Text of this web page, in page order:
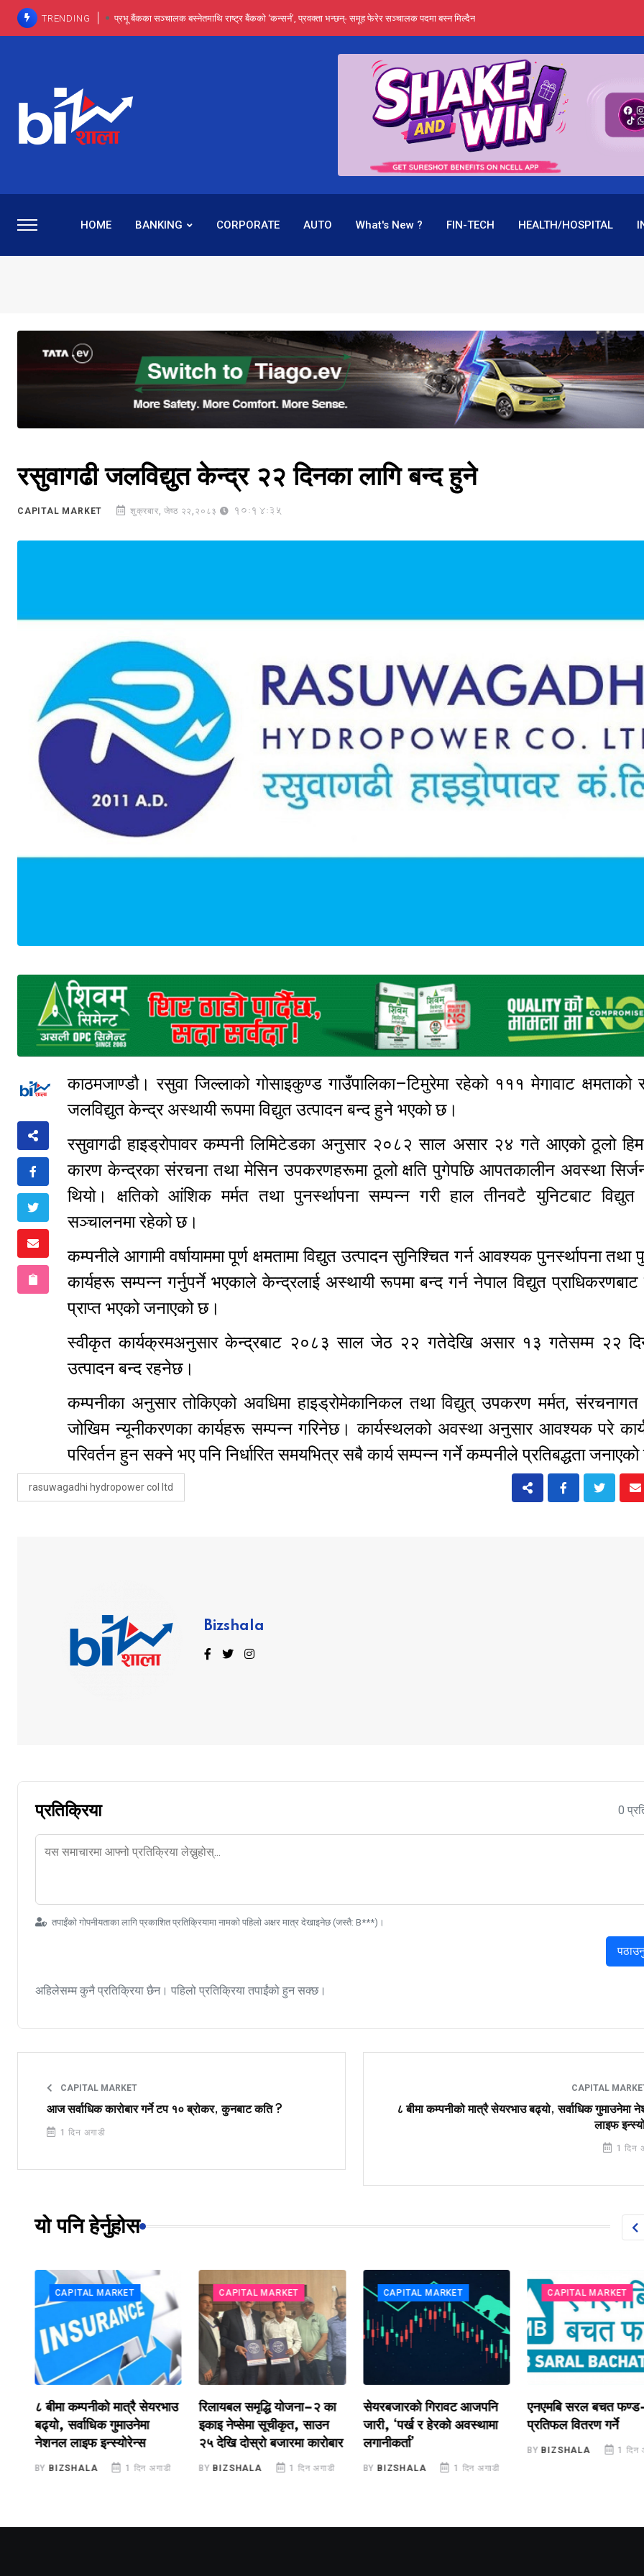
TRENDING प्रभू बैंकका सञ्चालक बस्नेतमाथि राष्ट्र बैंकको ‘कन्सर्न’, प्रवक्ता भन्छन्- समूह फेरेर सञ्चालक पदमा बस्न मिल्दैन
प्रभू बैंकमा सेञ्चुरीबाट आएका कर्मचारीमाथि हदैसम्मको विभेदः एउटै पदमा दुई थरि तलब, वर्षमै ९२ हजार घाटा !
कमाइमा गरिमाको दमदार छलाङ, सेयरधनीलाई २० प्रतिशत लाभांश दिने क्षमता
प्रभु बैंकमा रमिता : सर्वसाधारणबाट छिरेका बस्नेत संस्थापक बनेर निरन्तर, राष्ट्र बैंक किन मौन ?
HOME BANKING CORPORATE AUTO What's New ? FIN-TECH HEALTH/HOSPITAL
रसुवागढी जलविद्युत केन्द्र २२ दिनका लागि बन्द हुने
CAPITAL MARKET शुक्रबार, जेष्ठ २२,२०८३ 10:14:35
काठमजाण्डौ। रसुवा जिल्लाको गोसाइकुण्ड गाउँपालिका–टिमुरेमा रहेको १११ मेगावाट क्षमताको
जलविद्युत केन्द्र अस्थायी रूपमा विद्युत उत्पादन बन्द हुने भएको छ।
रसुवागढी हाइड्रोपावर कम्पनी लिमिटेडका अनुसार २०८२ साल असार २४ गते आएको ठूलो हिम
कारण केन्द्रका संरचना तथा मेसिन उपकरणहरूमा ठूलो क्षति पुगेपछि आपतकालीन अवस्था
थियो। क्षतिको आंशिक मर्मत तथा पुनर्स्थापना सम्पन्न गरी हाल तीनवटै युनिटबाट विद्युत
सञ्चालनमा रहेको छ।
कम्पनीले आगामी वर्षायाममा पूर्ण क्षमतामा विद्युत उत्पादन सुनिश्चित गर्न आवश्यक पुनर्स्थापना तथा
कार्यहरू सम्पन्न गर्नुपर्ने भएकाले केन्द्रलाई अस्थायी रूपमा बन्द गर्न नेपाल विद्युत प्राधिकरणबाट
प्राप्त भएको जनाएको छ।
स्वीकृत कार्यक्रमअनुसार केन्द्रबाट २०८३ साल जेठ २२ गतेदेखि असार १३ गतेसम्म २२
उत्पादन बन्द रहनेछ।
कम्पनीका अनुसार तोकिएको अवधिमा हाइड्रोमेकानिकल तथा विद्युत् उपकरण मर्मत,
जोखिम न्यूनीकरणका कार्यहरू सम्पन्न गरिनेछ। कार्यस्थलको अवस्था अनुसार आवश्यक परे
परिवर्तन हुन सक्ने भए पनि निर्धारित समयभित्र सबै कार्य सम्पन्न गर्ने कम्पनीले प्रतिबद्धता
rasuwagadhi hydropower col ltd
Bizshala
प्रतिक्रिया 0
तपाईंको गोपनीयताका लागि प्रकाशित प्रतिक्रियामा नामको पहिलो अक्षर मात्र देखाइनेछ (जस्तै: B***)।
अहिलेसम्म कुनै प्रतिक्रिया छैन। पहिलो प्रतिक्रिया तपाईंको हुन सक्छ।
CAPITAL MARKET
आज सर्वाधिक कारोबार गर्ने टप १० ब्रोकर, कुनबाट कति ?
1 दिन अगाडी
CAPITAL
८ बीमा कम्पनीको मात्रै सेयरभाउ बढ्यो, सर्वाधिक गुमाउनेमा
लाइफ
1 दिन
यो पनि हेर्नुहोस
CAPITAL MARKET
८ बीमा कम्पनीको मात्रै सेयरभाउ
बढ्यो, सर्वाधिक गुमाउनेमा
नेशनल लाइफ इन्स्योरेन्स
BY BIZSHALA 1 दिन अगाडी
CAPITAL MARKET
रिलायबल समृद्धि योजना–२ का
इकाइ नेप्सेमा सूचीकृत, साउन
२५ देखि दोस्रो बजारमा कारोबार
BY BIZSHALA 1 दिन अगाडी
CAPITAL MARKET
सेयरबजारको गिरावट आजपनि
जारी, ‘पर्ख र हेरको अवस्थामा
लगानीकर्ता’
BY BIZSHALA 1 दिन अगाडी
CAPITAL MARKET
एनएमबि सरल बचत
प्रतिफल वितरण गर्ने
BY BIZSHALA 1 दिन